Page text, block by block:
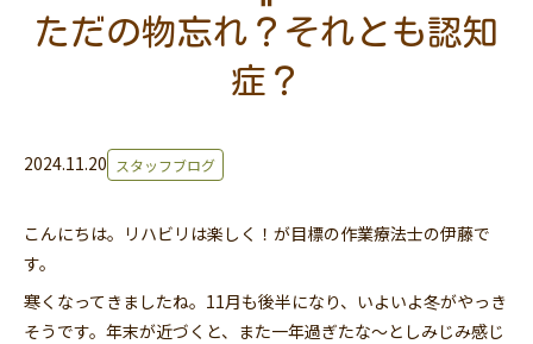
ただの物忘れ？それとも認知
症？
2024.11.20 スタッフブログ
こんにちは。リハビリは楽しく！が目標の作業療法士の伊藤で
す。
寒くなってきましたね。11月も後半になり、いよいよ冬がやっき
そうです。年末が近づくと、また一年過ぎたな～としみじみ感じ